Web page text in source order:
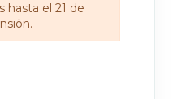
hasta el 21 de